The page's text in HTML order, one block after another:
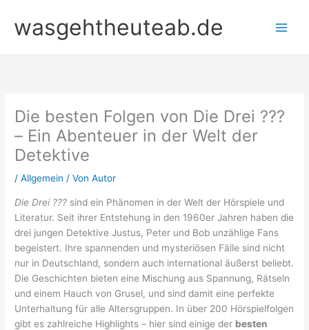
Inhalt
springen
wasgehtheuteab.de
Die besten Folgen von Die Drei ???
– Ein Abenteuer in der Welt der
Detektive
/Allgemein / VonAutor
Die Drei ??? sind ein Phänomen in der Welt der Hörspiele und
Literatur. Seit ihrer Entstehung in den 1960er Jahren haben die
drei jungen Detektive Justus, Peter und Bob unzählige Fans
begeistert. Ihre spannenden und mysteriösen Fälle sind nicht
nur in Deutschland, sondern auch international äußerst beliebt.
Die Geschichten bieten eine Mischung aus Spannung, Rätseln
und einem Hauch von Grusel, und sind damit eine perfekte
Unterhaltung für alle Altersgruppen. In über 200 Hörspielfolgen
gibt es zahlreiche Highlights – hier sind einige der besten